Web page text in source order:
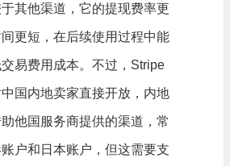
其他渠道，它的提现费率更
更短，在后续使用过程中能
易费用成本。不过，Stripe
国内地卖家直接开放，内地
他国服务商提供的渠道，常
户和日本账户，但这需要支